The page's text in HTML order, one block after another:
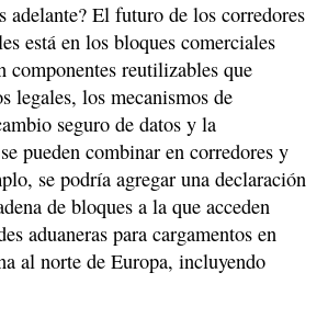
adelante? El futuro de los corredores
está en los bloques comerciales
componentes reutilizables que
legales, los mecanismos de
seguro de datos y la
pueden combinar en corredores y
se podría agregar una declaración
de bloques a la que acceden
aduaneras para cargamentos en
al norte de Europa, incluyendo